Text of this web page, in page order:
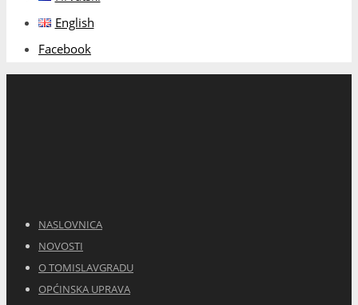
English
Facebook
NASLOVNICA
NOVOSTI
O TOMISLAVGRADU
OPĆINSKA UPRAVA